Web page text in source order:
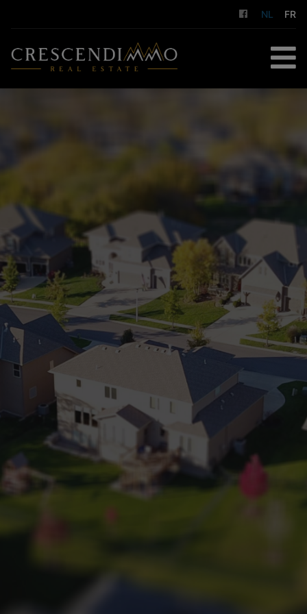
NL FR
DIENSTEN
OVER ONS
CONTACT
GRATIS SCHATTING
+32 (0) 2 660 50 50
Bruxelles Sud
Sambreville